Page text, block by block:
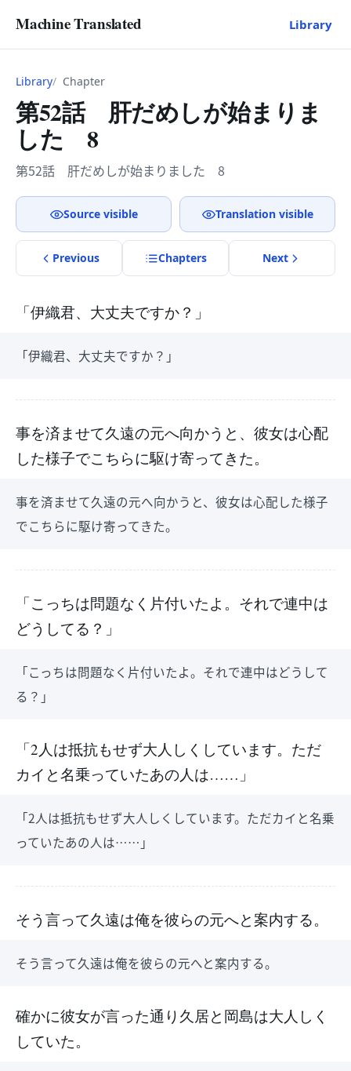
Machine Translated Library
Library Chapter
第52話 肝だめしが始まりま
した 8
第52話 肝だめしが始まりました 8
Source visible Translation visible
Previous Chapters Next
「伊織君、大丈夫ですか？」
「伊織君、大丈夫ですか？」
事を済ませて久遠の元へ向かうと、彼女は心配
した様子でこちらに駆け寄ってきた。
事を済ませて久遠の元へ向かうと、彼女は心配した様子
でこちらに駆け寄ってきた。
「こっちは問題なく片付いたよ。それで連中は
どうしてる？」
「こっちは問題なく片付いたよ。それで連中はどうして
る？」
「2人は抵抗もせず大人しくしています。ただ
カイと名乗っていたあの人は……」
「2人は抵抗もせず大人しくしています。ただカイと名乗
っていたあの人は……」
そう言って久遠は俺を彼らの元へと案内する。
そう言って久遠は俺を彼らの元へと案内する。
確かに彼女が言った通り久居と岡島は大人しく
していた。